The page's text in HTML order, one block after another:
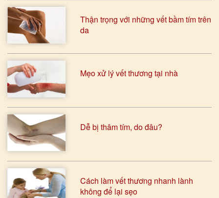
Thận trọng với những vết bầm tím trên
da
Mẹo xử lý vết thương tại nhà
Dễ bị thâm tím, do đâu?
Cách làm vết thương nhanh lành
không để lại sẹo